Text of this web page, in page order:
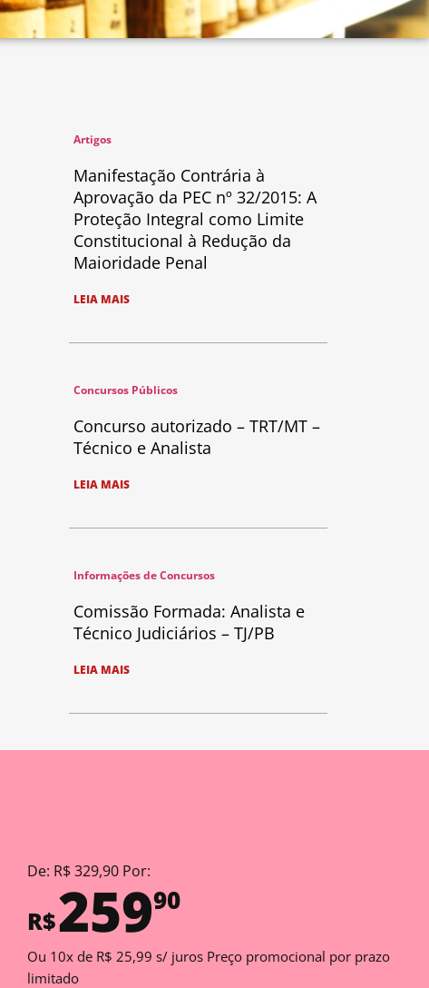
Artigos
Manifestação Contrária à
Aprovação da PEC nº 32/2015: A
Proteção Integral como Limite
Constitucional à Redução da
Maioridade Penal
LEIA MAIS
Concursos Públicos
Concurso autorizado – TRT/MT –
Técnico e Analista
LEIA MAIS
Informações de Concursos
Comissão Formada: Analista e
Técnico Judiciários – TJ/PB
LEIA MAIS
De: R$ 329,90 Por:
R$25990
Ou 10x de R$ 25,99 s/ juros Preço promocional por prazo
limitado